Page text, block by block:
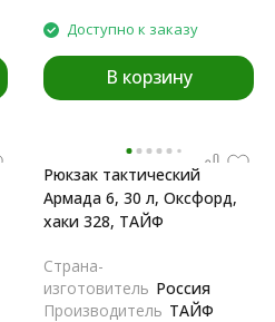
Доступно к заказу
В корзину
Рюкзак тактический
Армада 6, 30 л, Оксфорд,
хаки 328, ТАЙФ
Страна-
изготовитель Россия
Производитель ТАЙФ